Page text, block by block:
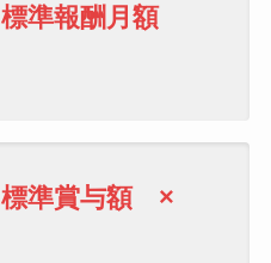
準報酬月額
標準賞与額 ×